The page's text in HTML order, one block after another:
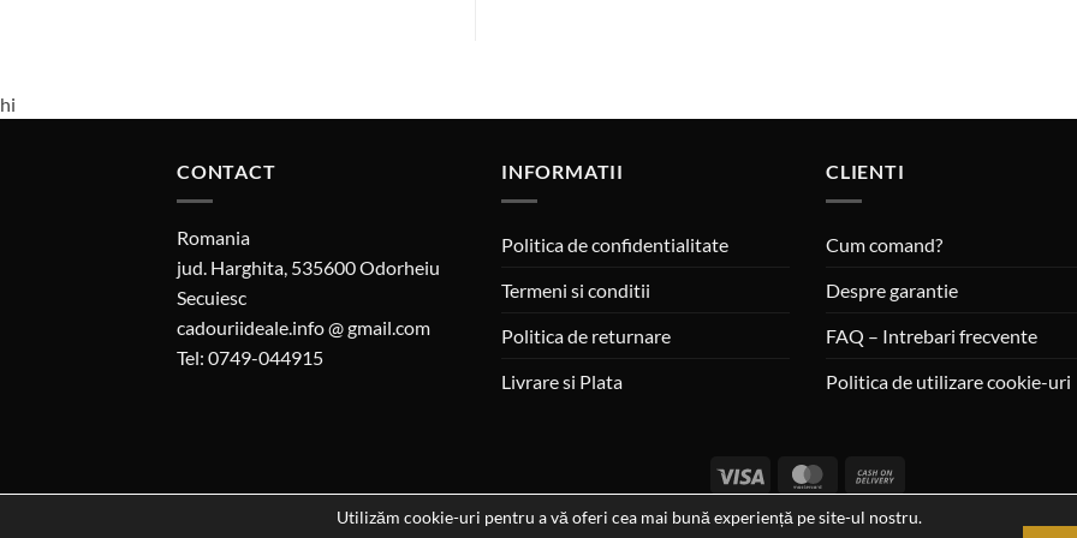
hi
CONTACT
Romania
jud. Harghita, 535600 Odorheiu
Secuiesc
cadouriideale.info @ gmail.com
Tel: 0749-044915
INFORMATII
Politica de confidentialitate
Termeni si conditii
Politica de returnare
Livrare si Plata
CLIENTI
Cum comand?
Despre garantie
FAQ – Intrebari frecvente
Politica de utilizare cookie-uri
Visa MasterCard
On
Delivery
Data si ora ultimei actualizari al stocului si ale preturilor: 29-12-2023
Utilizăm cookie-uri pentru a vă oferi cea mai bună experiență pe site-ul nostru.